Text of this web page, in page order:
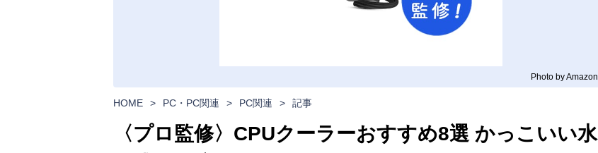
Photo by Amazon
HOME > PC・PC関連 > PC関連 > 記事
〈プロ監修〉CPUクーラーおすすめ8選 かっこいい水